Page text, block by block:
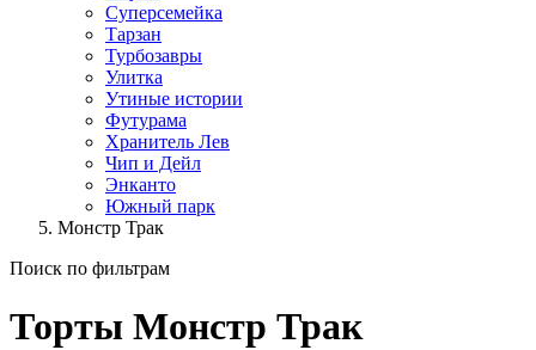
Суперсемейка
Тарзан
Турбозавры
Улитка
Утиные истории
Футурама
Хранитель Лев
Чип и Дейл
Энканто
Южный парк
Монстр Трак
Поиск по фильтрам
Торты Монстр Трак